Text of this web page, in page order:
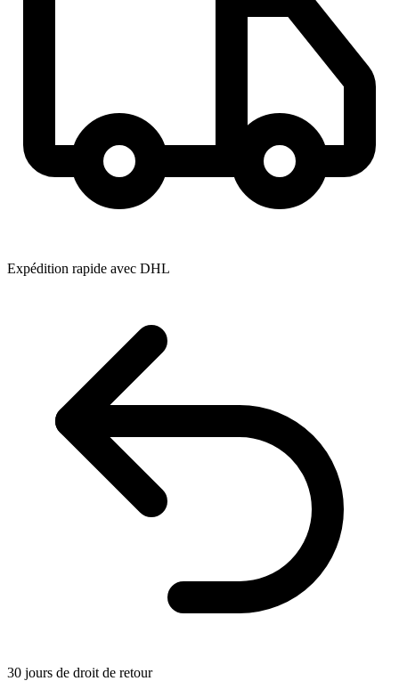
Expédition rapide avec DHL
30 jours de droit de retour